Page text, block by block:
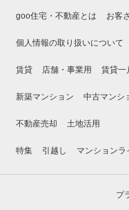
goo住宅・不動産とは お客
個人情報の取り扱いについて
賃貸 店舗・事業用 賃貸一
新築マンション 中古マンシ
不動産売却 土地活用
特集 引越し マンションラ
プ